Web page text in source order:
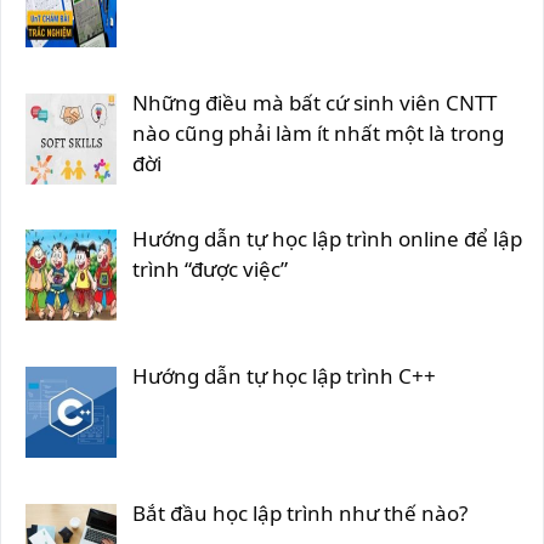
Những điều mà bất cứ sinh viên CNTT
nào cũng phải làm ít nhất một là trong
đời
Hướng dẫn tự học lập trình online để lập
trình “được việc”
Hướng dẫn tự học lập trình C++
Bắt đầu học lập trình như thế nào?